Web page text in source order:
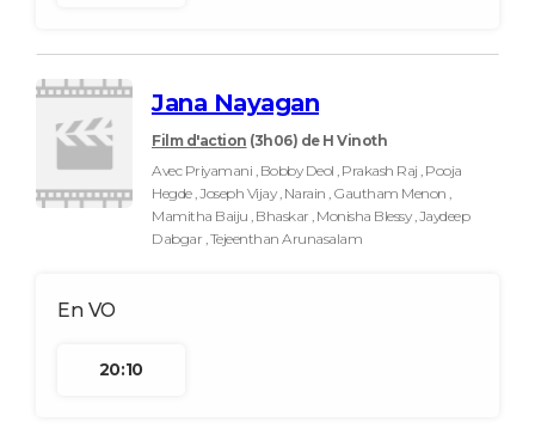
Jana Nayagan
Film d'action (3h06) de H Vinoth
Avec Priyamani , Bobby Deol , Prakash Raj , Pooja
Hegde , Joseph Vijay , Narain , Gautham Menon ,
Mamitha Baiju , Bhaskar , Monisha Blessy , Jaydeep
Dabgar , Tejeenthan Arunasalam
20:10